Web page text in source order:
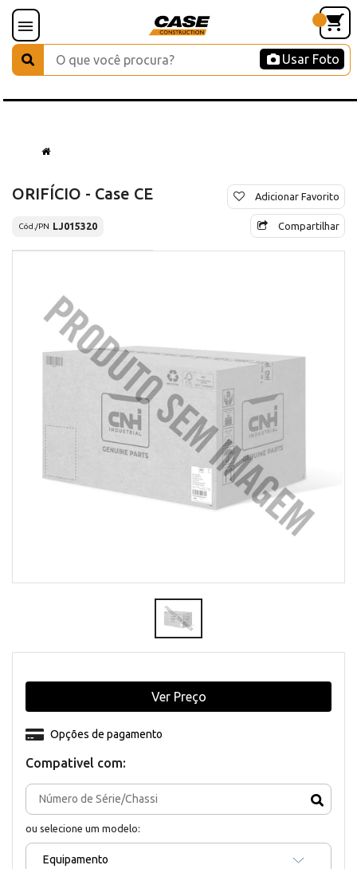
Usar Foto
ORIFÍCIO - Case CE
Cód./PN LJ015320
Adicionar Favorito
Compartilhar
Compativel com:
ou selecione um modelo:
Equipamento
Opções de pagamento
Ver Preço